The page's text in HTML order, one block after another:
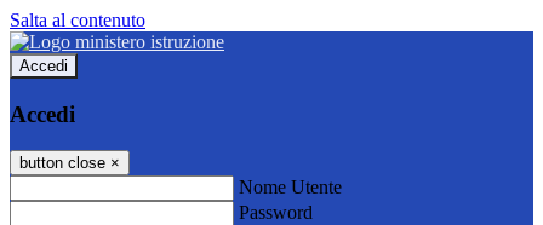
Salta al contenuto
Accedi
Accedi
button close ×
Nome Utente
Password